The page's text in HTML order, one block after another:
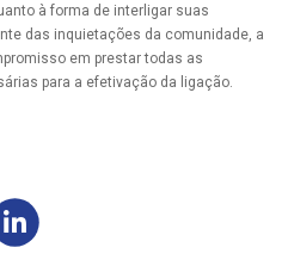
à forma de interligar suas
das inquietações da comunidade, a
em prestar todas as
para a efetivação da ligação.